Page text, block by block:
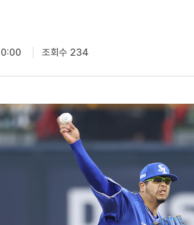
조회수 234